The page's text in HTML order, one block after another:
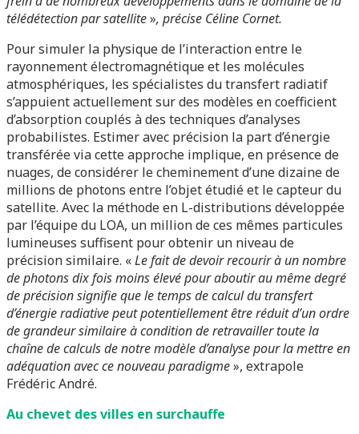
télédétection par satellite», précise Céline Cornet.
Pour simuler la physique de l’interaction entre le
rayonnement électromagnétique et les molécules
atmosphériques, les spécialistes du transfert radiatif
s’appuient actuellement sur des modèles en coefficient
d’absorption couplés à des techniques d’analyses
probabilistes. Estimer avec précision la part d’énergie
transférée via cette approche implique, en présence de
nuages, de considérer le cheminement d’une dizaine de
millions de photons entre l’objet étudié et le capteur du
satellite. Avec la méthode en L-distributions développée
par l’équipe du LOA, un million de ces mêmes particules
lumineuses suffisent pour obtenir un niveau de
précision similaire. «Le fait de devoir recourir à un nombre
de photons dix fois moins élevé pour aboutir au même degré
de précision signifie que le temps de calcul du transfert
d’énergie radiative peut potentiellement être réduit d’un ordre
de grandeur similaire à condition de retravailler toute la
chaîne de calculs de notre modèle d’analyse pour la mettre en
adéquation avec ce nouveau paradigme», extrapole
Frédéric André.
Au chevet des villes en surchauffe